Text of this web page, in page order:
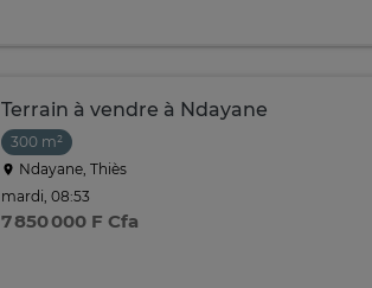
Terrain à vendre à Ndayane
300 m²
Ndayane, Thiès
mardi, 08:53
7 850 000 F Cfa